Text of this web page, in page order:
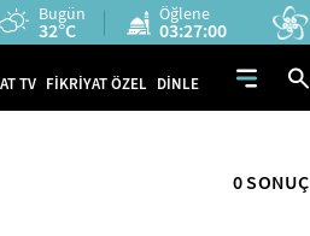
Bugün
32°C
Öğlene
03:27:00
TV FİKRİYAT ÖZEL DİNLE
0 SONUÇ